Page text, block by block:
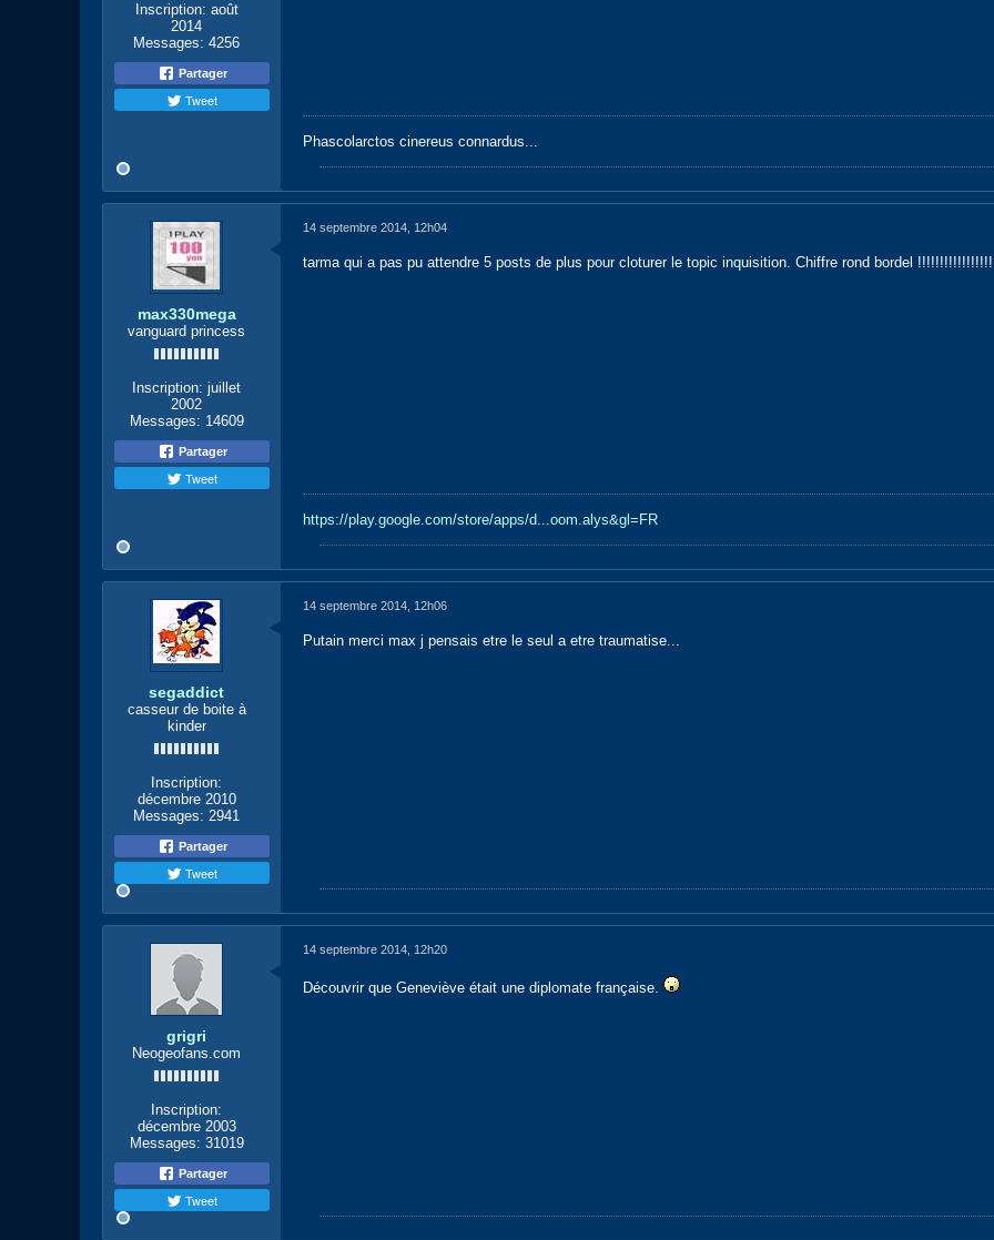
Inscription: août
2014
Messages: 4256
Partager
Tweet
Phascolarctos cinereus connardus...
max330mega
vanguard princess
Inscription: juillet
2002
Messages: 14609
Partager
Tweet
14 septembre 2014, 12h04
tarma qui a pas pu attendre 5 posts de plus pour cloturer le topic inquisition. Chiffre rond bordel
https://play.google.com/store/apps/d...oom.alys&gl=FR
segaddict
casseur de boite à
kinder
Inscription:
décembre 2010
Messages: 2941
Partager
Tweet
14 septembre 2014, 12h06
Putain merci max j pensais etre le seul a etre traumatise...
grigri
Neogeofans.com
Inscription:
décembre 2003
Messages: 31019
Partager
Tweet
14 septembre 2014, 12h20
Découvrir que Geneviève était une diplomate française.